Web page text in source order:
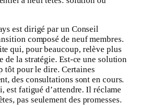
est dirigé par un Conseil
composé de neuf membres.
qui, pour beaucoup, relève plus
de la stratégie. Est-ce une solution
tôt pour le dire. Certaines
des consultations sont en cours.
est fatigué d’attendre. Il réclame
pas seulement des promesses.